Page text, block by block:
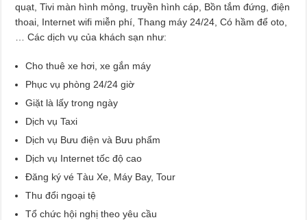
quạt, Tivi màn hình mỏng, truyền hình cáp, Bồn tắm đứng, điện
thoai, Internet wifi miễn phí, Thang máy 24/24, Có hầm để oto,
… Các dịch vụ của khách sạn như:
Cho thuê xe hơi, xe gắn máy
Phục vụ phòng 24/24 giờ
Giặt là lấy trong ngày
Dịch vụ Taxi
Dịch vụ Bưu điện và Bưu phẩm
Dịch vụ Internet tốc độ cao
Đăng ký vé Tàu Xe, Máy Bay, Tour
Thu đổi ngoại tệ
Tổ chức hội nghị theo yêu cầu